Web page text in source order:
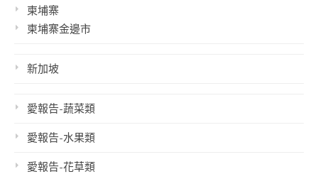
柬埔寨
柬埔寨金邊市
新加坡
愛報告-蔬菜類
愛報告-水果類
愛報告-花草類